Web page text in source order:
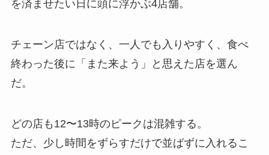
を済ませたい日に頭に浮かぶ4店舗。
チェーン店ではなく、一人でも入りやすく、食べ
終わった後に「また来よう」と思えた店を選ん
だ。
どの店も12〜13時のピークは混雑する。
ただ、少し時間をずらすだけで並ばずに入れるこ